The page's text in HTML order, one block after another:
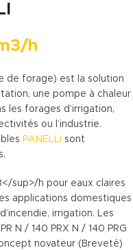
h
de forage) est la solution
une pompe à chaleur
les forages d’irrigation,
ou l’industrie.
PANELLI sont
sup>/h pour eaux claires
applications domestiques
irrigation. Les
N / 140 PRX N / 140 PRG
novateur (Breveté)